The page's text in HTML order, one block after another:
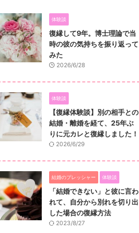
体験談
復縁して9年。博士理論で当
時の彼の気持ちを振り返って
みた
2026/6/28
体験談
【復縁体験談】別の相手との
結婚・離婚を経て、25年ぶ
りに元カレと復縁しました！
2026/6/29
結婚のプレッシャー 体験談
「結婚できない」と彼に言わ
れて、自分から別れを切り出
した場合の復縁方法
2023/8/27